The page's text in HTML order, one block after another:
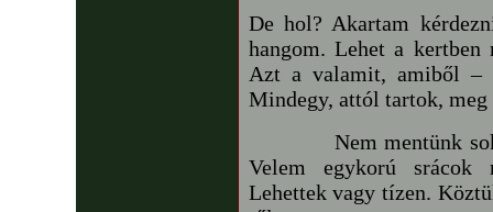
De hol? Akartam
hangom. Lehet a
Azt a valamit, amiből
Mindegy, attól tartok, meg
Nem mentünk soká,
Velem egykorú srácok
Lehettek vagy tízen.